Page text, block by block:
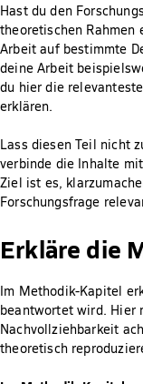
Hast du den
theoretischen
Arbeit auf bestimmte
deine Arbeit
du hier die
erklären.
Lass diesen Teil nicht
verbinde die Inhalte
Ziel ist es,
Forschungsfrage
Erkläre die
Im Methodik-Kapitel
beantwortet wird. Hier
Nachvollziehbarkeit
theoretisch